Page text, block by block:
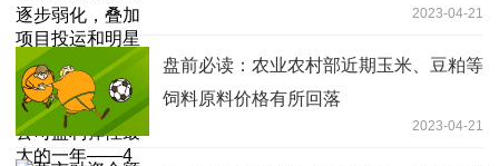
起量，构筑未来增长的三大动力，今年或
是公司盈利弹性最大的一年——4月21日
研报挖矿
2023-04-21
盘前必读：农业农村部近期玉米、豆粕等
饲料原料价格有所回落
2023-04-21